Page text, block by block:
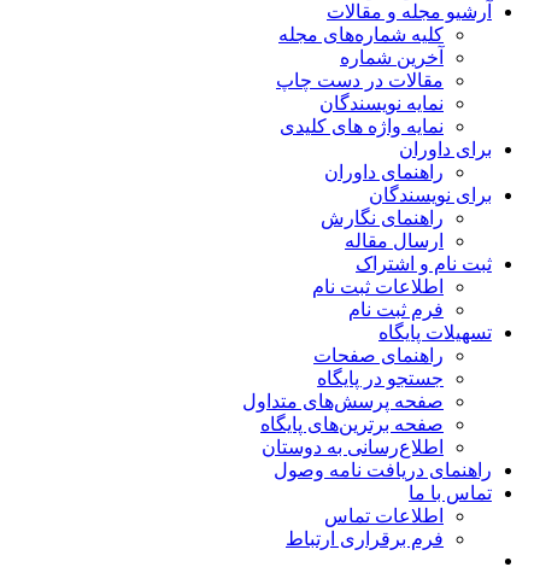
آرشیو مجله و مقالات
کلیه شماره‌های مجله
آخرین شماره
مقالات در دست چاپ
نمایه نویسندگان
نمایه واژه های کلیدی
برای داوران
راهنمای داوران
برای نویسندگان
راهنمای نگارش
ارسال مقاله
ثبت نام و اشتراک
اطلاعات ثبت نام
فرم ثبت نام
تسهیلات پایگاه
راهنمای صفحات
جستجو در پایگاه
صفحه پرسش‌های متداول
صفحه برترین‌های پایگاه
اطلاع‌رسانی به دوستان
راهنمای دریافت نامه وصول
تماس با ما
اطلاعات تماس
فرم برقراری ارتباط